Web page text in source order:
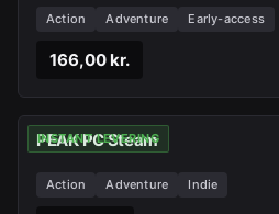
Action Adventure Early-access
166,00 kr.
INSTANT LEVERING
PEAK PC Steam
Action Adventure Indie